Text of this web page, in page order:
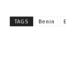
TAGS Benin